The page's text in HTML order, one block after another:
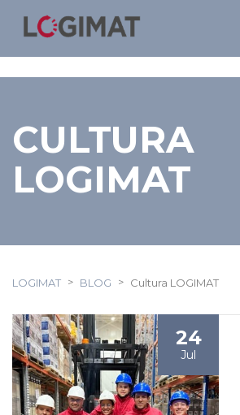
CULTURA
LOGIMAT
LOGIMAT > BLOG > Cultura LOGIMAT
24
Jul